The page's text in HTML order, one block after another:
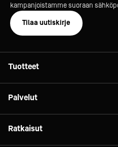
kampanjoistamme suoraan
Tilaa uutiskirje
Tuotteet
Tarvikkeet
Palvelut
Konsultointi
Ratkaisut